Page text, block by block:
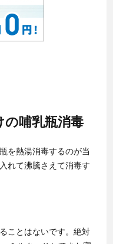
哺乳瓶消毒
を熱湯消毒するのが当
れて沸騰さえて消毒す
ことはないです。絶対